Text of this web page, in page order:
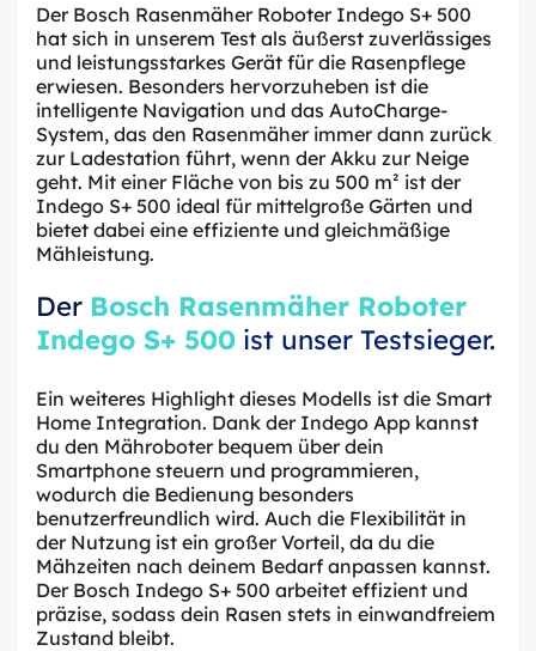
Der Bosch Rasenmäher Roboter Indego S+ 500
hat sich in unserem Test als äußerst zuverlässiges
und leistungsstarkes Gerät für die Rasenpflege
erwiesen. Besonders hervorzuheben ist die
intelligente Navigation und das AutoCharge-
System, das den Rasenmäher immer dann zurück
zur Ladestation führt, wenn der Akku zur Neige
geht. Mit einer Fläche von bis zu 500 m² ist der
Indego S+ 500 ideal für mittelgroße Gärten und
bietet dabei eine effiziente und gleichmäßige
Mähleistung.
Der Bosch Rasenmäher Roboter
Indego S+ 500 ist unser Testsieger.
Ein weiteres Highlight dieses Modells ist die Smart
Home Integration. Dank der Indego App kannst
du den Mähroboter bequem über dein
Smartphone steuern und programmieren,
wodurch die Bedienung besonders
benutzerfreundlich wird. Auch die Flexibilität in
der Nutzung ist ein großer Vorteil, da du die
Mähzeiten nach deinem Bedarf anpassen kannst.
Der Bosch Indego S+ 500 arbeitet effizient und
präzise, sodass dein Rasen stets in einwandfreiem
Zustand bleibt.